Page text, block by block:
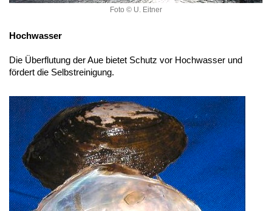
Foto © U. Eitner
Hochwasser
Die Überflutung der Aue bietet Schutz vor Hochwasser und
fördert die Selbstreinigung.